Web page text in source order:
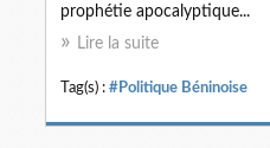
prophétie apocalyptique...
Lire la suite
Tag(s) : #Politique Béninoise